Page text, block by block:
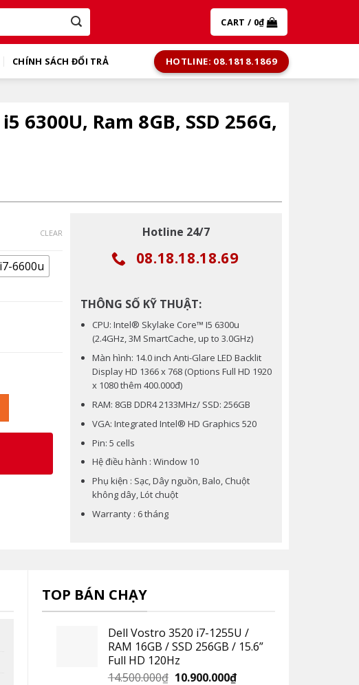
CART / 0₫
CHÍNH SÁCH ĐỔI TRẢ HOTLINE: 08.1818.1869
6300U, Ram 8GB, SSD 256G,
6600u
CLEAR
8GB, SSD 256G, Màn 14.0 Inch HD quantity
Hotline 24/7
08.18.18.18.69
THÔNG SỐ KỸ THUẬT:
CPU: Intel® Skylake Core™ I5 6300u
(2.4GHz, 3M SmartCache, up to 3.0GHz)
Màn hình: 14.0 inch Anti-Glare LED Backlit
Display HD 1366 x 768 (Options Full HD 1920
x 1080 thêm 400.000đ)
RAM: 8GB DDR4 2133MHz/ SSD: 256GB
VGA: Integrated Intel® HD Graphics 520
Pin: 5 cells
Hệ điều hành : Window 10
Phụ kiện : Sạc, Dây nguồn, Balo, Chuột
không dây, Lót chuột
Warranty : 6 tháng
TOP BÁN CHẠY
Dell Vostro 3520 i7-1255U /
RAM 16GB / SSD 256GB / 15.6”
Full HD 120Hz
14.500.000₫ 10.900.000₫